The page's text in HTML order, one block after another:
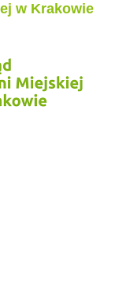
w Krakowie